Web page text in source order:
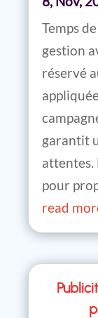
Temps
gestion
réservé
garantit
attentes.
pour
read